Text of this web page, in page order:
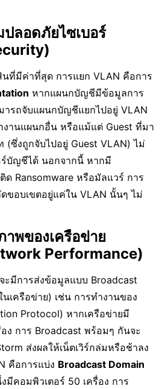
ปลอดภัยไซเบอร์
ที่มีค่าที่สุด การแยก VLAN คือการ
หากแผนกบัญชีมีข้อมูลการ
ารถจับแผนกบัญชีแยกไปอยู่ VLAN
งานแผนกอื่น หรือแม้แต่ Guest ที่มา
(ซึ่งถูกจับไปอยู่ Guest VLAN) ไม่
ร์บัญชีได้ นอกจากนี้ หากมี
ด Ransomware หรือมัลแวร์ การ
ขอบเขตอยู่แค่ใน VLAN นั้นๆ ไม่
พของเครือข่าย
Performance)
ะมีการส่งข้อมูลแบบ Broadcast
เครือข่าย) เช่น การทำงานของ
Protocol) หากเครือข่ายมี
ง การ Broadcast พร้อมๆ กันจะ
ส่งผลให้เน็ตเวิร์กล่มหรือช้าลง
คือการแบ่ง Broadcast Domain
มีคอมพิวเตอร์ 50 เครื่อง การ